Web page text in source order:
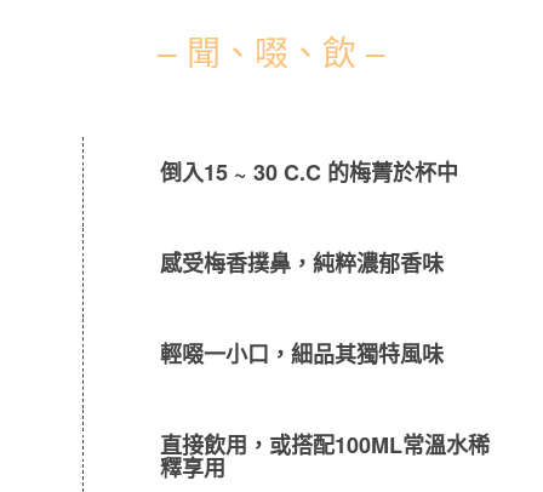
– 聞、啜、飲 –
倒入15 ~ 30 C.C 的梅菁於杯中
感受梅香撲鼻，純粹濃郁香味
輕啜一小口，細品其獨特風味
直接飲用，或搭配100ML常溫水稀
釋享用